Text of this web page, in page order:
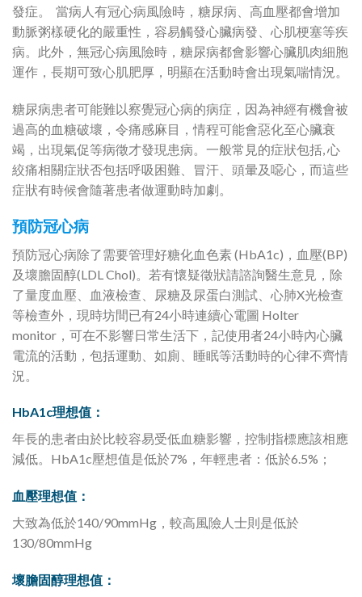
發症。 ‍‍‍‍‍‍‍‍‍ 當病人有冠心病風險時，糖尿病、高血壓都會增加
動脈粥樣硬化的嚴重性，容易觸發心臟病發、心肌梗塞等疾
病。此外，無冠心病風險時，糖尿病都會影響心臟肌肉細胞
運作，長期可致心肌肥厚，明顯在活動時會出現氣喘情況。
糖尿病患者可能難以察覺冠心病的病症，因為神經有機會被
過高的血糖破壞，令痛感麻目，情程可能會惡化至心臟衰
竭，出現氣促等病徵才發現患病。一般常見的症狀包括, 心
絞痛相關症狀否包括呼吸困難、冒汗、頭暈及噁心，而這些
症狀有時候會隨著患者做運動時加劇。
預防冠心病
預防冠心病除了需要管理好糖化血色素 (HbA1c)，血壓(BP)
及壞膽固醇(LDL Chol)。若有懷疑徵狀請諮詢醫生意見，除
了量度血壓、血液檢查、尿糖及尿蛋白測試、心肺X光檢查
等檢查外，現時坊間已有24小時連續心電圖 Holter
monitor，可在不影響日常生活下，記使用者24小時內心臟
電流的活動，包括運動、如廁、睡眠等活動時的心律不齊情
況。 ‍‍‍‍‍‍‍‍‍
HbA1c理想值：
年長的患者由於比較容易受低血糖影響，控制指標應該相應
減低。HbA1c壓想值是低於7%，年輕患者：低於6.5%； ‍‍‍‍‍‍‍‍‍
血壓理想值：
大致為低於140/90mmHg，較高風險人士則是低於
130/80mmHg ‍‍‍‍‍‍‍‍‍
壞膽固醇理想值：